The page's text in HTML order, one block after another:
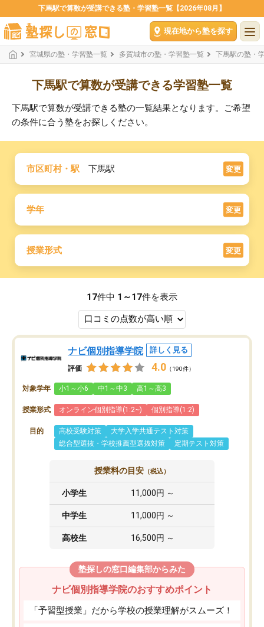
下馬駅で算数が受講できる塾・学習塾一覧【2026年08月】
現在地から塾を探す
宮城県の塾・学習塾一覧 多賀城市の塾・学習塾一覧 下馬駅の塾・
下馬駅で算数が受講できる学習塾一覧
下馬駅で算数が受講できる塾の一覧結果となります。ご希望
の条件に合う塾をお探しください。
市区町村・駅 下馬駅 変更
学年 変更
授業形式 変更
17件中 1～17件を表示
ナビ個別指導学院 詳しく見る
評価 4.0 （190件）
対象学年 小1～小6 中1～中3 高1～高3
授業形式 オンライン個別指導(1:2~) 個別指導(1:2)
目的 高校受験対策
大学入学共通テスト対策
総合型選抜・学校推薦型選抜対策
定期テスト対策
授業料の目安 （税込）
小学生 11,000円 ～
中学生 11,000円 ～
高校生 16,500円 ～
塾探しの窓口編集部からみた
ナビ個別指導学院のおすすめポイント
「予習型授業」だから学校の授業理解がスムーズ！